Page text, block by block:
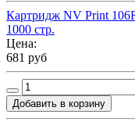
Картридж NV Print
1000 стр.
Цена:
681 руб